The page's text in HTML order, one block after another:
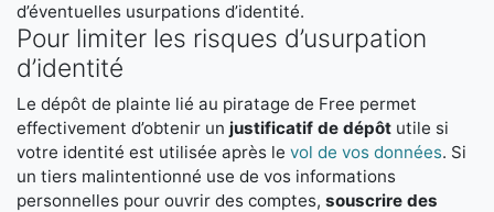
d’éventuelles usurpations d’identité.
Pour limiter les risques d’usurpation
d’identité
Le dépôt de plainte lié au piratage de Free permet
effectivement d’obtenir un justificatif de dépôt utile si
votre identité est utilisée après le vol de vos données. Si
un tiers malintentionné use de vos informations
personnelles pour ouvrir des comptes, souscrire des